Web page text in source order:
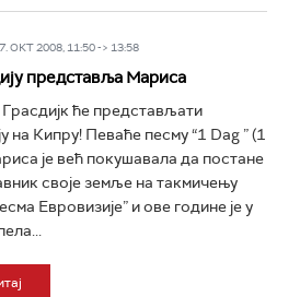
ОКТ 2008, 11:50 -> 13:58
представља Мариса
ће представљати
на Кипру! Певаће песму “1 Dag ” (1
је већ покушавала да постане
своје земље на такмичењу
Евровизије” и ове године је у